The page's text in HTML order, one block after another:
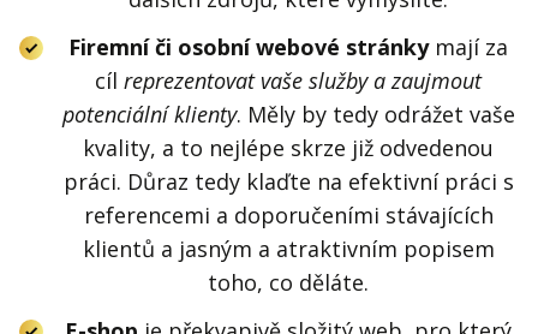
Firemní či osobní webové stránkymají za
cíl reprezentovat vaše služby a zaujmout
potenciální klienty. Měly by tedy odrážet vaše
kvality, a to nejlépe skrze již odvedenou
práci. Důraz tedy klaďte na efektivní práci s
referencemi a doporučeními stávajících
klientů a jasným a atraktivním popisem
toho, co děláte.